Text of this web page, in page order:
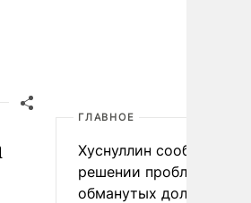
ГЛАВНОЕ
Хуснуллин сообщил о
решении проблемы
обманутых дольщиков